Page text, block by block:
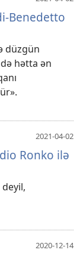
Benedetto
düzgün
hətta ən
2021-04-02
Ronko ilə
2020-12-14